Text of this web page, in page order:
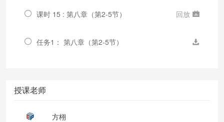
课时 15 : 第八章（第2-5节） 回放
任务1： 第八章（第2-5节）
授课老师
方栩